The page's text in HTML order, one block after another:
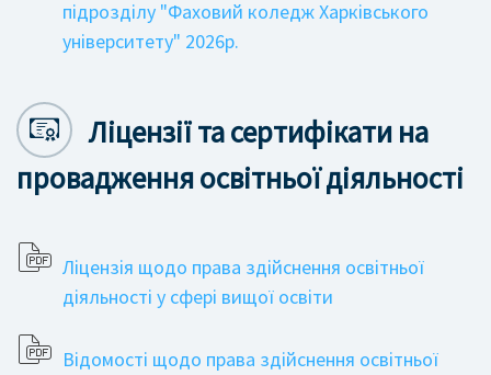
підрозділу "Фаховий коледж Харківського
університету" 2026р.
Ліцензії та сертифікати на
провадження освітньої діяльності
Ліцензія щодо права здійснення освітньої
діяльності у сфері вищої освіти
Відомості щодо права здійснення освітньої